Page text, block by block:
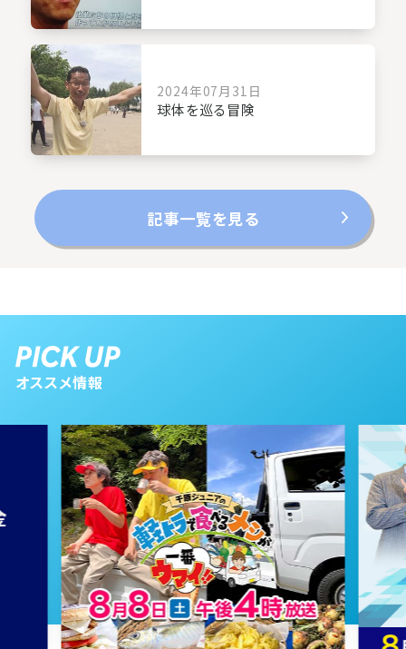
2024年07月31日
球体を巡る冒険
記事一覧を見る
オススメ情報